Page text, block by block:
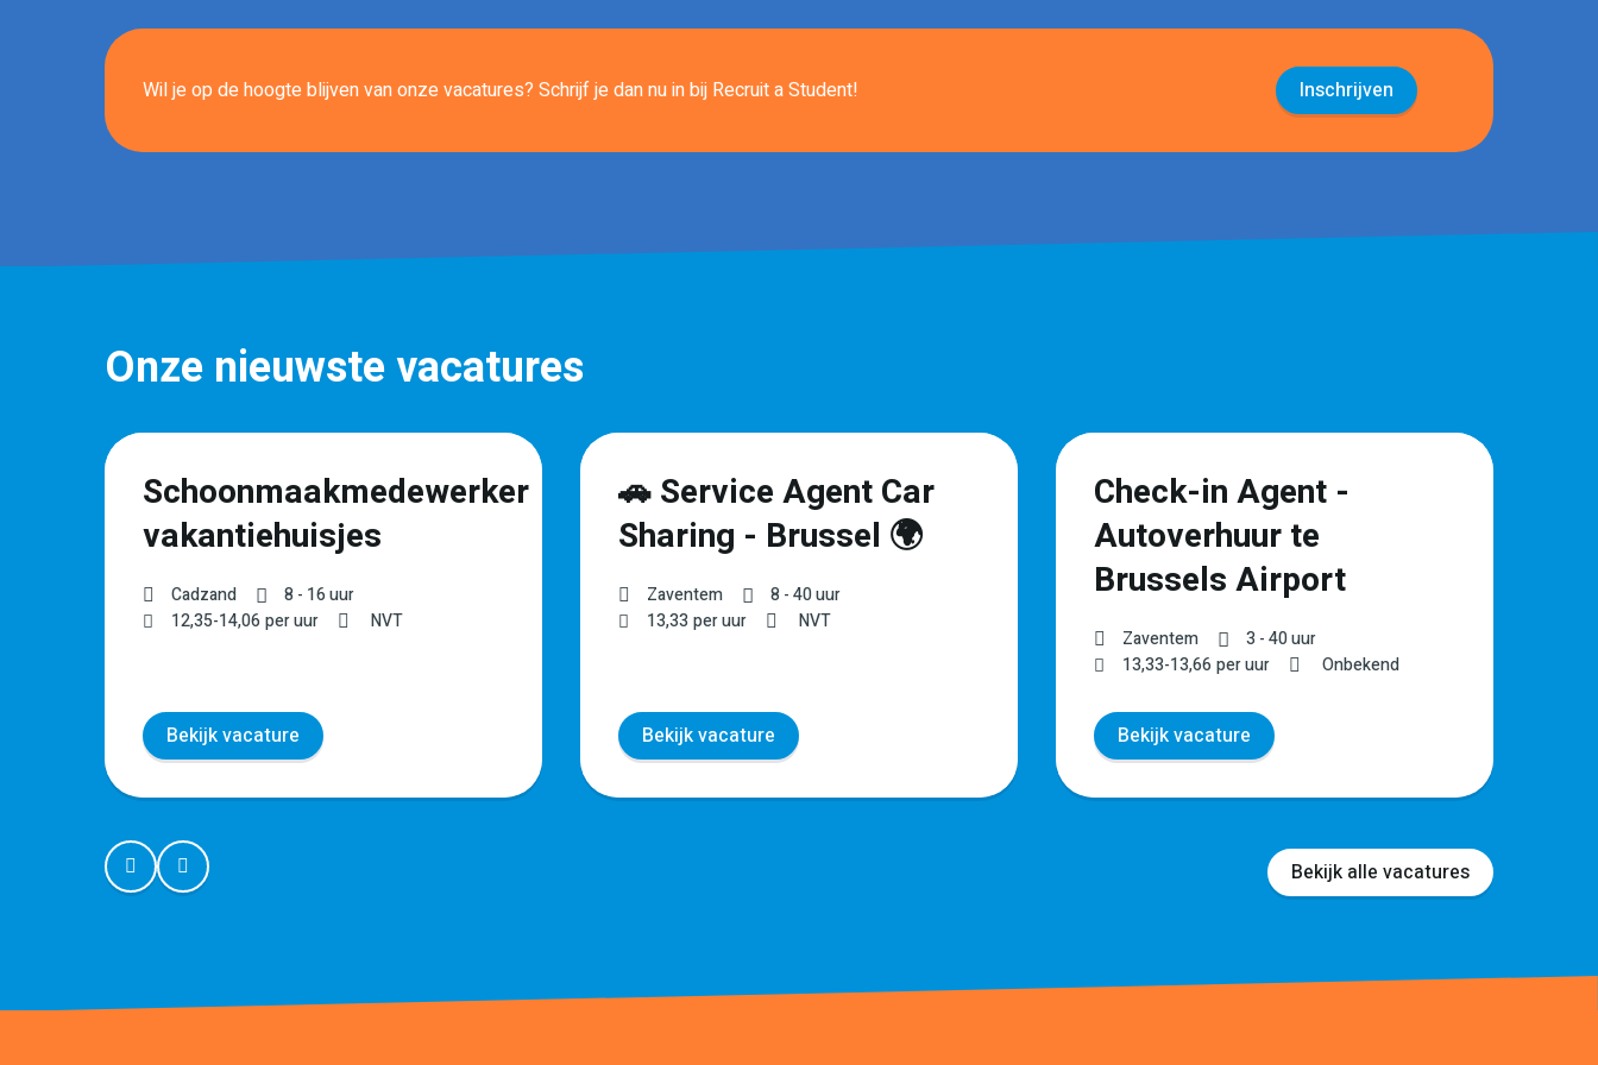
Wil je op de hoogte blijven van onze vacatures? Schrijf je dan nu inbij Recruit a Student! Inschrijven
Onze nieuwste vacatures
Schoonmaakmedewerker
vakantiehuisjes
Cadzand
8 - 16 uur
12,35-14,06 per uur NVT
Bekijk vacature
🚗 Service Agent Car
Sharing - Brussel 🌍
Zaventem
8 - 40 uur
13,33 per uur NVT
Bekijk vacature
Check-in Agent -
Autoverhuur te
Brussels Airport
Zaventem
3 - 40 uur
13,33-13,66 per uur Onbekend
Bekijk vacature
Bekijk alle vacatures